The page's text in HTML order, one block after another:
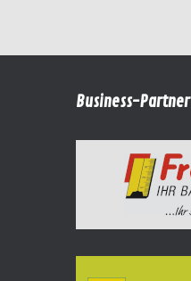
Business-Partner